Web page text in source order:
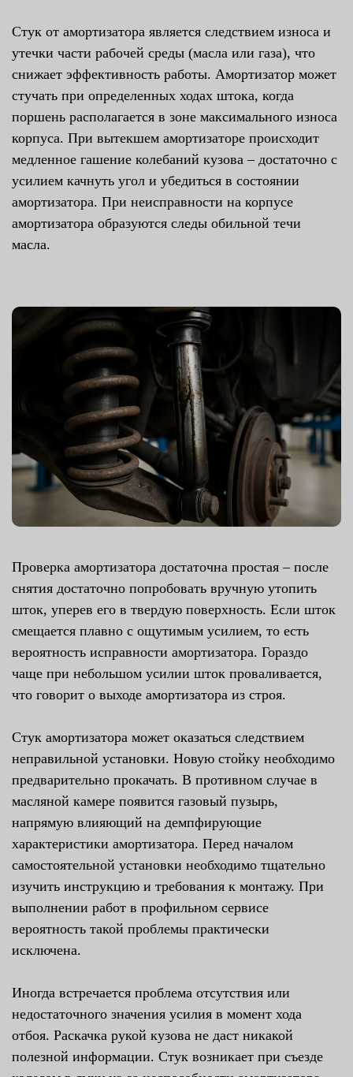
Стук от амортизатора является следствием износа и
утечки части рабочей среды (масла или газа), что
снижает эффективность работы. Амортизатор может
стучать при определенных ходах штока, когда
поршень располагается в зоне максимального износа
корпуса. При вытекшем амортизаторе происходит
медленное гашение колебаний кузова – достаточно с
усилием качнуть угол и убедиться в состоянии
амортизатора. При неисправности на корпусе
амортизатора образуются следы обильной течи
масла.
Проверка амортизатора достаточна простая – после
снятия достаточно попробовать вручную утопить
шток, уперев его в твердую поверхность. Если шток
смещается плавно с ощутимым усилием, то есть
вероятность исправности амортизатора. Гораздо
чаще при небольшом усилии шток проваливается,
что говорит о выходе амортизатора из строя.
Стук амортизатора может оказаться следствием
неправильной установки. Новую стойку необходимо
предварительно прокачать. В противном случае в
масляной камере появится газовый пузырь,
напрямую влияющий на демпфирующие
характеристики амортизатора. Перед началом
самостоятельной установки необходимо тщательно
изучить инструкцию и требования к монтажу. При
выполнении работ в профильном сервисе
вероятность такой проблемы практически
исключена.
Иногда встречается проблема отсутствия или
недостаточного значения усилия в момент хода
отбоя. Раскачка рукой кузова не даст никакой
полезной информации. Стук возникает при съезде